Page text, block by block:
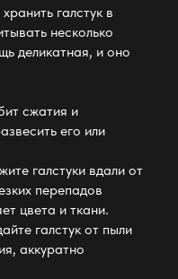
галстук в
несколько
деликатная, и оно
сжатия и
его или
галстуки вдали от
перепадов
цвета и ткани.
галстук от пыли
аккуратно